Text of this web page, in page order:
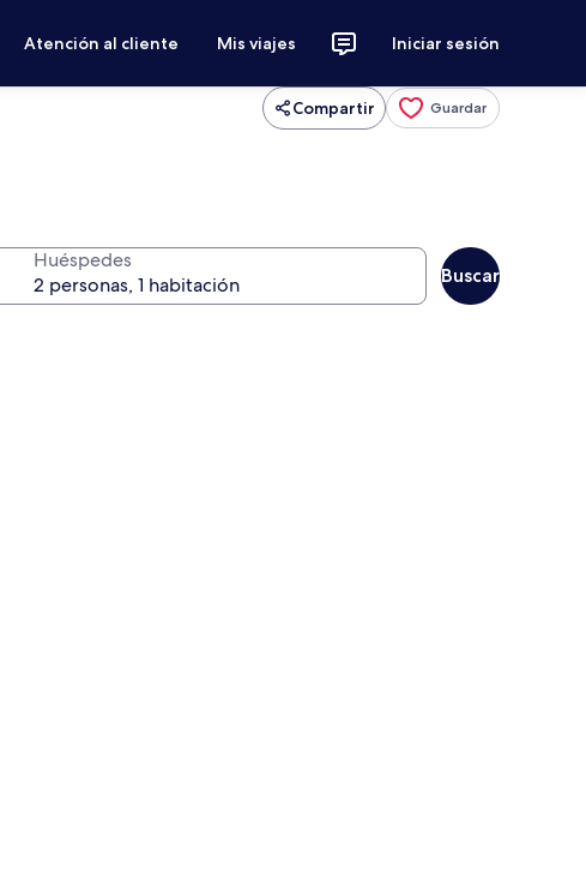
Atención al cliente Mis viajes Iniciar sesión
Compartir Guardar
Huéspedes
Buscar